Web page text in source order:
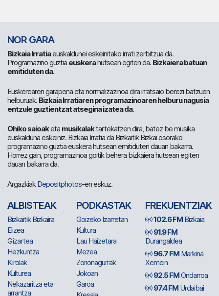
NOR GARA
Bizkaia Irratiaeuskaldunei eskeinitako irrati zerbitzua da.
Programazino guztia euskerahutsean egiten da. Bizkaiera batuan
emitiduten da.
Euskerearen garapena eta normalizazinoa dira irratsaio berezi batzuen
helburuak. Bizkaia Irratiaren programazinoaren helburu nagusia
entzule guztientzat atsegina izatea da.
Ohiko saioaketa musikalaktartekatzen dira, batez be musika
euskalduna eskeiniz. Bizkaia Irratia da Bizkaitik Bizkai osorako
programazino guztia euskera hutsean emitiduten dauan bakarra.
Horrez gain, programazinoa goitik behera bizkaiera hutsean egiten
dauan bakarra da.
ArgazkiakDepositphotos-en eskuz.
ALBISTEAK
Bizkaitik Bizkaira
Elizea
Gizartea
Hezkuntza
Kirolak
Kulturea
Nekazaritza eta
arrantza
PODKASTAK
Goizeko Izarretan
Kultura
Lau Haizetara
Mezea
Zorionagurrak
Jokoan
Garoa
FREKUENTZIAK
102.6 FM Bizkaia
91.9 FM
Durangaldea
96.7 FM Markina
Xemein
92.5 FMOndarroa
97.4 FM Urdaibai